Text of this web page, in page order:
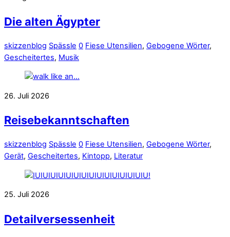
Die alten Ägypter
skizzenblog Spässle 0 Fiese Utensilien, Gebogene Wörter,
Gescheitertes, Musik
26. Juli 2026
Reisebekanntschaften
skizzenblog Spässle 0 Fiese Utensilien, Gebogene Wörter,
Gerät, Gescheitertes, Kintopp, Literatur
25. Juli 2026
Detailversessenheit